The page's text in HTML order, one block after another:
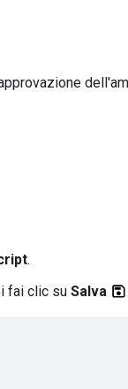
.
fai clic su Salva .